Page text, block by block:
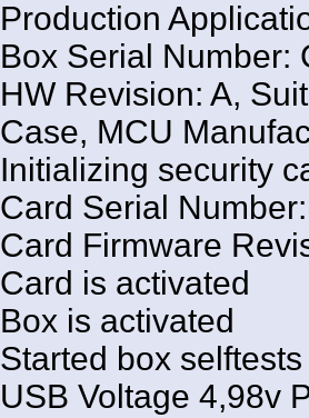
Production
Box Serial Number:
HW Revision: A,
Case, MCU
Initializing security
Card Serial
Card Firmware
Card is activated
Box is activated
Started box
USB Voltage 4,98v